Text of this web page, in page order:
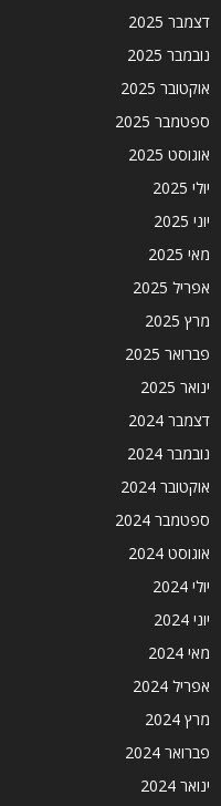
דצמבר 2025
נובמבר 2025
אוקטובר 2025
ספטמבר 2025
אוגוסט 2025
יולי 2025
יוני 2025
מאי 2025
אפריל 2025
מרץ 2025
פברואר 2025
ינואר 2025
דצמבר 2024
נובמבר 2024
אוקטובר 2024
ספטמבר 2024
אוגוסט 2024
יולי 2024
יוני 2024
מאי 2024
אפריל 2024
מרץ 2024
פברואר 2024
ינואר 2024